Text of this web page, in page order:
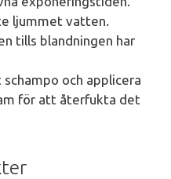
ljummet vatten.
tills blandningen har
och applicera
för att återfukta det